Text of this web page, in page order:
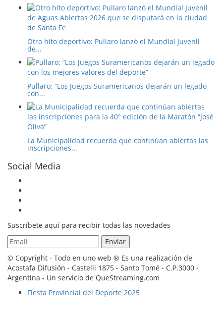
Otro hito deportivo: Pullaro lanzó el Mundial Juvenil
de...
Pullaro: “Los Juegos Suramericanos dejarán un legado
con...
La Municipalidad recuerda que continúan abiertas las
inscripciones...
Social Media
Suscríbete aquí para recibir todas las novedades
© Copyright - Todo en uno web ® Es una realización de
Acostafa Difusión - Castelli 1875 - Santo Tomé - C.P.3000 -
Argentina - Un servicio de QueStreaming.com
Fiesta Provincial del Deporte 2025